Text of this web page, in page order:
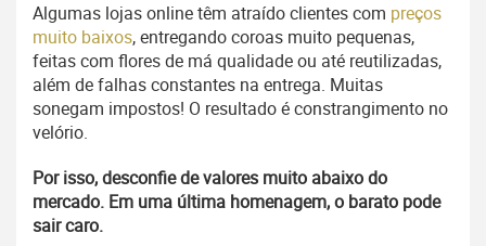
Algumas lojas online têm atraído clientes com preços
muito baixos, entregando coroas muito pequenas,
feitas com flores de má qualidade ou até reutilizadas,
além de falhas constantes na entrega. Muitas
sonegam impostos! O resultado é constrangimento no
velório.
Por isso, desconfie de valores muito abaixo do
mercado. Em uma última homenagem, o barato pode
sair caro.